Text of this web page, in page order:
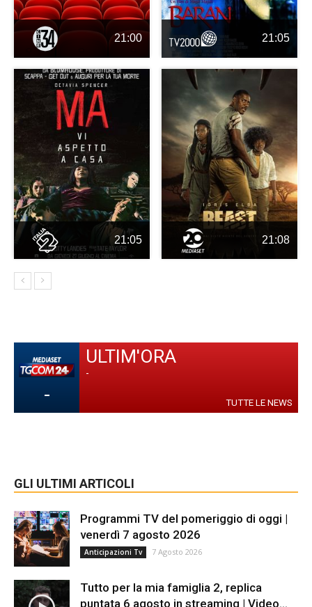
21:00 21:05
21:05 21:08
-
ULTIM'ORA
-
TUTTE LE NEWS
GLI ULTIMI ARTICOLI
Programmi TV del pomeriggio di oggi |
venerdì 7 agosto 2026
Anticipazioni Tv 7 Agosto 2026
Tutto per la mia famiglia 2, replica
puntata 6 agosto in streaming | Video...